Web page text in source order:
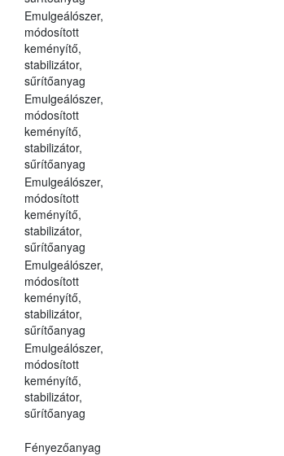
Emulgeálószer,
módosított
keményítő,
stabilizátor,
sűrítőanyag
Emulgeálószer,
módosított
keményítő,
stabilizátor,
sűrítőanyag
Emulgeálószer,
módosított
keményítő,
stabilizátor,
sűrítőanyag
Emulgeálószer,
módosított
keményítő,
stabilizátor,
sűrítőanyag
Emulgeálószer,
módosított
keményítő,
stabilizátor,
sűrítőanyag
Fényezőanyag